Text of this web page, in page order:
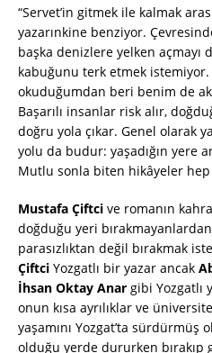
“Servet’in gitmek ile kalmak
yazarınkine benziyor.
başka denizlere yelken açmayı
kabuğunu terk etmek istemiyor.
okuduğumdan beri benim de
Başarılı insanlar risk alır,
doğru yola çıkar. Genel olarak
yolu da budur: yaşadığın yere
Mutlu sonla biten hikâyeler
Mustafa Çiftci ve romanın
doğduğu yeri
parasızlıktan değil bırakmak
Çiftci Yozgatlı bir yazar ancak
İhsan Oktay Anar gibi Yozgatlı
onun kısa ayrılıklar ve
yaşamını Yozgat’ta sürdürmüş
olduğu yerde dururken